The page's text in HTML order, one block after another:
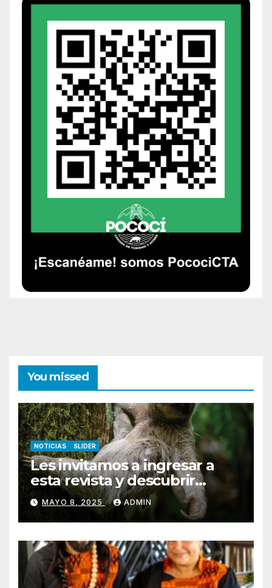
You missed
NOTICIAS SLIDER
Les invitamos a ingresar a
esta revista y descubrir
Pococí.
MAYO 8, 2025 ADMIN